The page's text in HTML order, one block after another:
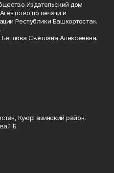
Издательский дом
по печати и
Республики Башкортостан.
Светлана Алексеевна.
Куюргазинский район,
Б.